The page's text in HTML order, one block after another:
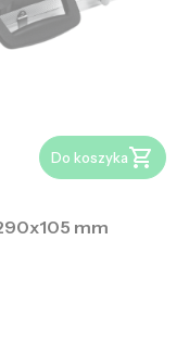
Do koszyka
mm